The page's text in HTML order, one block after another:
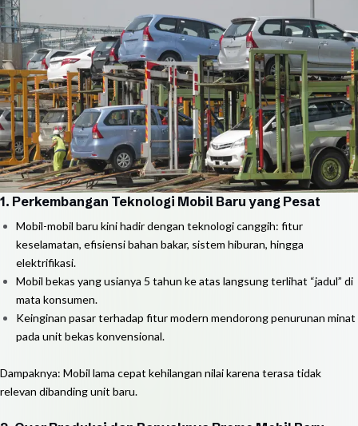
1. Perkembangan Teknologi Mobil Baru yang Pesat
Mobil-mobil baru kini hadir dengan teknologi canggih: fitur
keselamatan, efisiensi bahan bakar, sistem hiburan, hingga
elektrifikasi.
Mobil bekas yang usianya 5 tahun ke atas langsung terlihat “jadul” di
mata konsumen.
Keinginan pasar terhadap fitur modern mendorong penurunan minat
pada unit bekas konvensional.
Dampaknya: Mobil lama cepat kehilangan nilai karena terasa tidak
relevan dibanding unit baru.